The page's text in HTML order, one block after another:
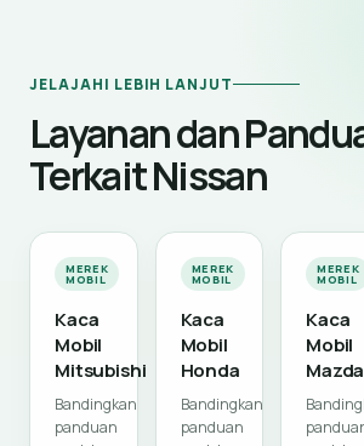
JELAJAHI LEBIH LANJUT
Layanan dan
Terkait Nissan
MEREK
MOBIL
Kaca
Mobil
Mitsubishi
Bandingkan
panduan
MEREK
MOBIL
Kaca
Mobil
Honda
Bandingkan
panduan
MEREK
MOBIL
Kaca
Mobil
Mazda